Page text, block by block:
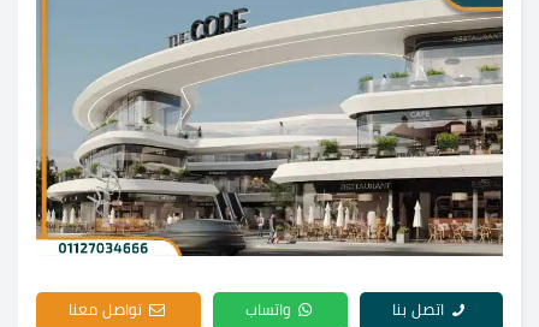
اتصل بنا واتساب تواصل معنا